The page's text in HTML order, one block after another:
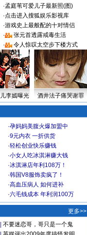
·孟庭苇可爱儿子最新照(图)
·点击进入搜狐娱乐影视库
·游戏史上最般配的十对情侣
·
张元首透露戒毒生活
· 令人惊叹太空步下楼方式
李嫣曝光 酒井法子痛哭谢罪
·孕妈妈美腹火爆加盟中
·9元内衣 一折供货
·轻松创业快乐赚钱
·小女人吃冰淇淋赚大钱
·冰淇淋店年利108万！
·韩国V8服饰卖疯了！
·高血压病人 如何进补
·六毛钱成本 年利润100万
更多>>
不要迷恋哥，哥只是一个鬼